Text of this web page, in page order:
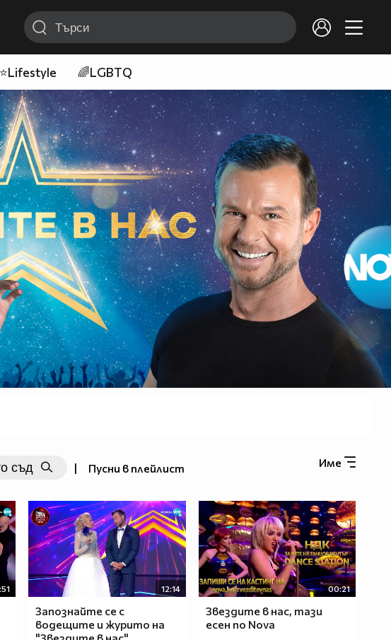
⭐Lifestyle 🌈LGBTQ
Име
| Пусни в плейлист
12:14
Запознайте се с
водещите и журито на
00:21
Звездите в нас, тази
есен по Nova